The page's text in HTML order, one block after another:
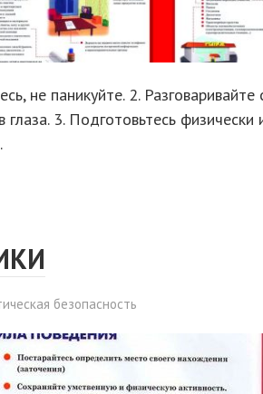
не паникуйте. 2.
3. Подготовьтесь физически
безопасность